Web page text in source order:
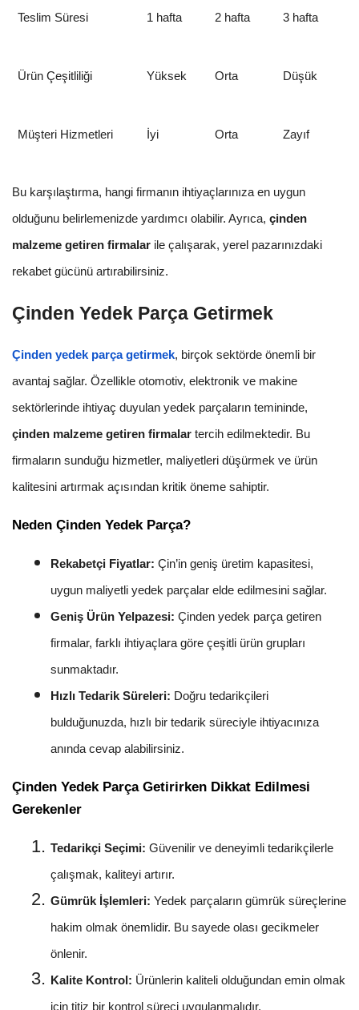
Teslim Süresi 1 hafta 2 hafta 3 hafta
Ürün Çeşitliliği Yüksek Orta Düşük
Müşteri Hizmetleri İyi Orta Zayıf
Bu karşılaştırma, hangi firmanın ihtiyaçlarınıza en uygun
olduğunu belirlemenizde yardımcı olabilir. Ayrıca, çinden
malzeme getiren firmalar ile çalışarak, yerel pazarınızdaki
rekabet gücünü artırabilirsiniz.
Çinden Yedek Parça Getirmek
Çinden yedek parça getirmek, birçok sektörde önemli bir
avantaj sağlar. Özellikle otomotiv, elektronik ve makine
sektörlerinde ihtiyaç duyulan yedek parçaların temininde,
çinden malzeme getiren firmalar tercih edilmektedir. Bu
firmaların sunduğu hizmetler, maliyetleri düşürmek ve ürün
kalitesini artırmak açısından kritik öneme sahiptir.
Neden Çinden Yedek Parça?
Rekabetçi Fiyatlar: Çin’in geniş üretim kapasitesi,
uygun maliyetli yedek parçalar elde edilmesini sağlar.
Geniş Ürün Yelpazesi: Çinden yedek parça getiren
firmalar, farklı ihtiyaçlara göre çeşitli ürün grupları
sunmaktadır.
Hızlı Tedarik Süreleri: Doğru tedarikçileri
bulduğunuzda, hızlı bir tedarik süreciyle ihtiyacınıza
anında cevap alabilirsiniz.
Çinden Yedek Parça Getirirken Dikkat Edilmesi
Gerekenler
Tedarikçi Seçimi: Güvenilir ve deneyimli tedarikçilerle
çalışmak, kaliteyi artırır.
Gümrük İşlemleri: Yedek parçaların gümrük süreçlerine
hakim olmak önemlidir. Bu sayede olası gecikmeler
önlenir.
Kalite Kontrol: Ürünlerin kaliteli olduğundan emin olmak
için titiz bir kontrol süreci uygulanmalıdır.